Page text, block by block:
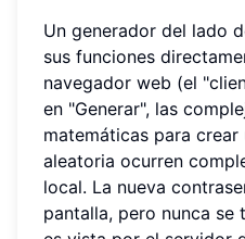
Un generador del lado
sus funciones
navegador web (el
en "Generar", las
matemáticas para crear
aleatoria ocurren
local. La nueva
pantalla, pero nunca